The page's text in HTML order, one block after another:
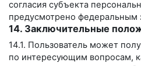
согласия субъекта
предусмотрено федеральным
14. Заключительные
14.1. Пользователь может
по интересующим вопросам,